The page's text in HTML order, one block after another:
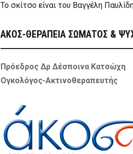
Το σκίτσο είναι του Βαγγέλη
ΑΚΟΣ-ΘΕΡΑΠΕΙΑ ΣΩΜΑΤΟΣ &
Πρόεδρος Δρ Δέσποινα Κατσώχη
Ογκολόγος-Ακτινοθεραπευτής